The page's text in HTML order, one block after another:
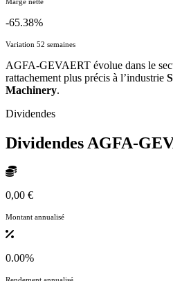
-65.38%
Variation 52 semaines
AGFA-GEVAERT évolue dans le
rattachement plus précis à l’industrie
Machinery.
Dividendes
Dividendes AGFA-
0,00 €
Montant annualisé
0.00%